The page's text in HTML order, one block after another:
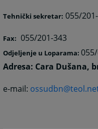
Tehnički sekretar: 055/
Fax: 055/201-343
Odjeljenje u Loparama:
Adresa: Cara Dušana,
e-mail: